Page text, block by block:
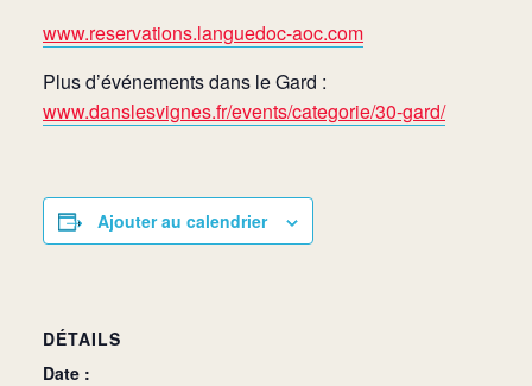
www.reservations.languedoc-aoc.com
Plus d’événements dans le Gard :
www.danslesvignes.fr/events/categorie/30-gard/
Ajouter au calendrier
DÉTAILS
Date :